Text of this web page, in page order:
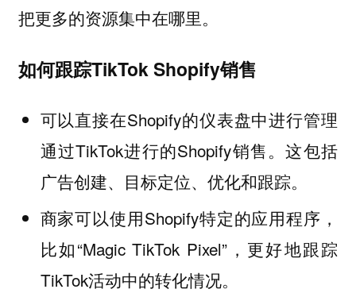
把更多的资源集中在哪里。
如何跟踪TikTok Shopify销售
可以直接在Shopify的仪表盘中进行管理
通过TikTok进行的Shopify销售。这包括
广告创建、目标定位、优化和跟踪。
商家可以使用Shopify特定的应用程序，
比如“Magic TikTok Pixel”，更好地跟踪
TikTok活动中的转化情况。